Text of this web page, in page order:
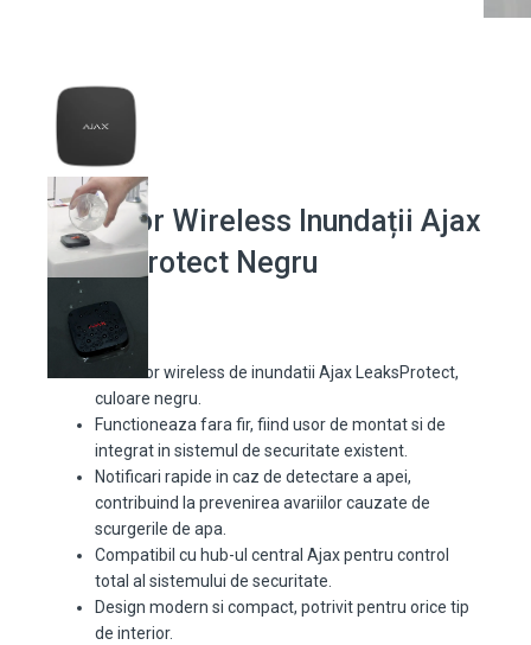
Detector Wireless Inundații Ajax
LeaksProtect Negru
Detector wireless de inundatii Ajax LeaksProtect,
culoare negru.
Functioneaza fara fir, fiind usor de montat si de
integrat in sistemul de securitate existent.
Notificari rapide in caz de detectare a apei,
contribuind la prevenirea avariilor cauzate de
scurgerile de apa.
Compatibil cu hub-ul central Ajax pentru control
total al sistemului de securitate.
Design modern si compact, potrivit pentru orice tip
de interior.